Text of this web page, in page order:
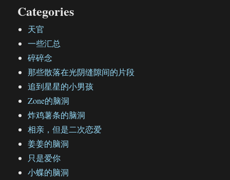
Categories
天官
一些汇总
碎碎念
那些散落在光阴缝隙间的片段
追到星星的小男孩
Zone的脑洞
炸鸡薯条的脑洞
相亲，但是二次恋爱
姜姜的脑洞
只是爱你
小蝶的脑洞